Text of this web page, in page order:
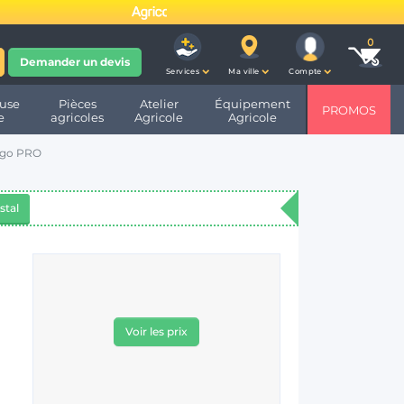
Demander un devis
Services Ma ville Compte
Pièces
agricoles
Atelier
Agricole
Équipement
Agricole
PROMOS
PRO
Voir les prix